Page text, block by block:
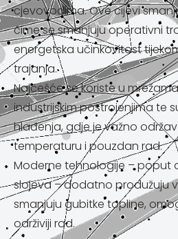
cjevovodima. Ove cijevi
čime se smanjuju operativni
energetska učinkovitost
trajanja.
Najčešće se koriste u
industrijskim postrojenjima te
hlađenja, gdje je važno
temperaturu i pouzdan rad.
Moderne tehnologije – poput
slojeva – dodatno produžuju
smanjuju gubitke topline,
održiviji rad.